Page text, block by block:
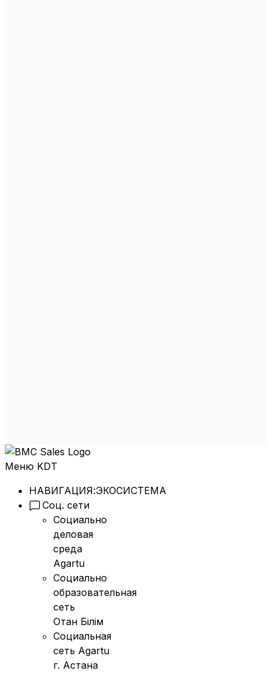
Меню KDT
НАВИГАЦИЯ:ЭКОСИСТЕМА
Соц. сети
Социально
деловая
среда
Agartu
Социально
образовательная
сеть
Отан Бiлiм
Социальная
сеть Agartu
г. Астана